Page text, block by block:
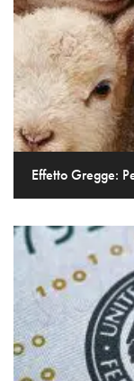
Effetto Gregge: